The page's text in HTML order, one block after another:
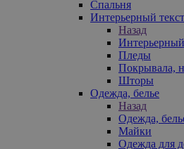
Спальня
Интерьерный
Назад
Пледы
Покрывала,
Шторы
Одежда, белье
Назад
Одежда,
Майки
Одежда для